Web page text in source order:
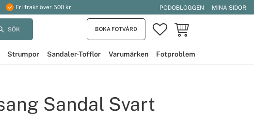
Fri frakt över 500 kr PODOBLOGGEN MINA SIDOR
SÖK BOKA FOTVÅRD FAVORITER
KUNDVAGN
Strumpor Sandaler-Tofflor Varumärken Fotproblem
Sandal Svart